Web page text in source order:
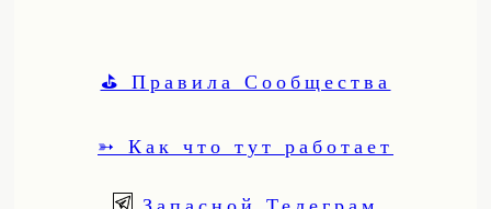
⛳ Правила Сообщества
➳ Как что тут работает